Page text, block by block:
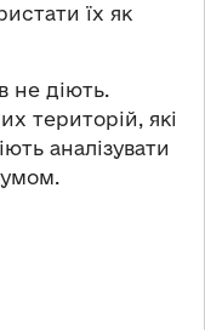
їх як
не діють.
територій, які
аналізувати